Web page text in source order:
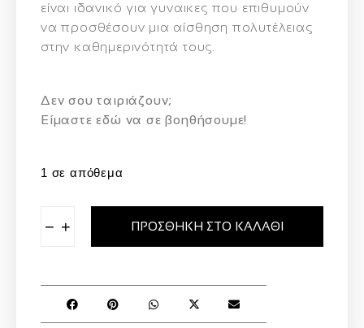
είναι ιδανικό για γυναικες που επιθυμούν
να προσθέσουν μια αίσθηση πολυτέλειας
στην καθημερινότητά τους.
Δεν σου ταιριάζουν;
Eίμαστε εδώ να σε βοηθήσουμε!
1 σε απόθεμα
− + ΠΡΟΣΘΉΚΗ ΣΤΟ ΚΑΛΆΘΙ